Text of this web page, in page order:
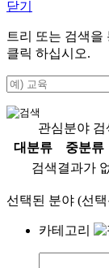
닫기
트리 또는 검색을
클릭 하십시오.
관심분야 검
대분류
중분류
검색결과가
선택된 분야 (선
카테고리